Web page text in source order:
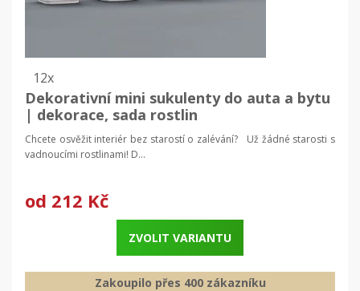
12x
Dekorativní mini sukulenty do auta a bytu
| dekorace, sada rostlin
Chcete osvěžit interiér bez starostí o zalévání? Už žádné starosti s
vadnoucími rostlinami! D...
od 212 Kč
ZVOLIT VARIANTU
Zakoupilo přes 400 zákazníku